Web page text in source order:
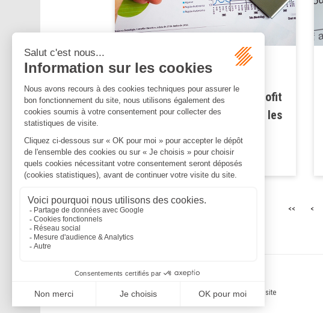
amendements adoptés au profit
de la réduction d’impôt pour les
Lire la suite
<< <
Mentions légales Politique de confidentialité Politique de cookiesPlan du site